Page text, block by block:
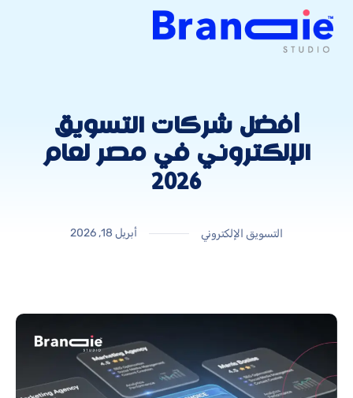
أفضل شركات التسويق
الإلكتروني في مصر لعام
2026
التسويق الإلكتروني أبريل 18, 2026